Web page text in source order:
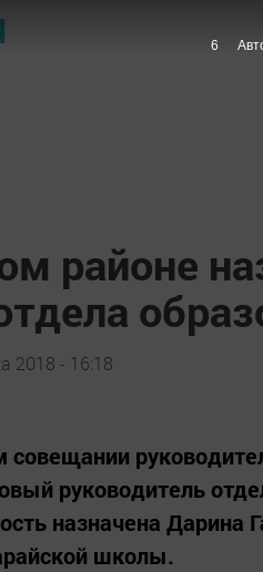
районе
2018 - 16:18
совещании
руководитель
назначена Дарина
школы.
5